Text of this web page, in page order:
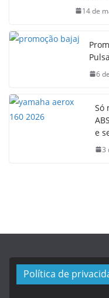
14 de
6
Só
e
3
Política de